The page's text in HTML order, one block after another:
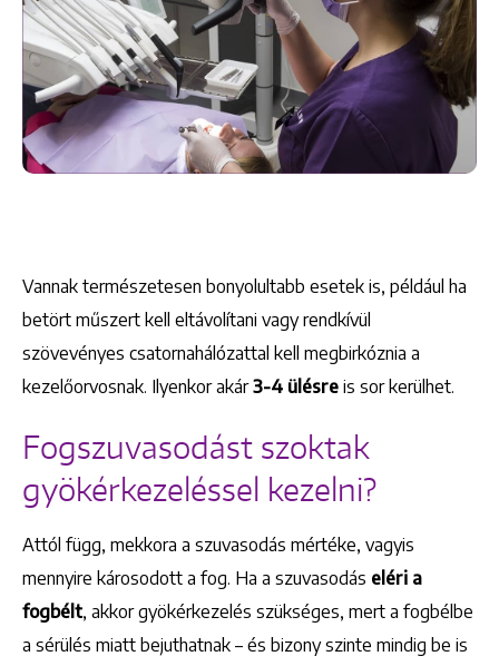
Vannak természetesen bonyolultabb esetek is, például ha
betört műszert kell eltávolítani vagy rendkívül
szövevényes csatornahálózattal kell megbirkóznia a
kezelőorvosnak. Ilyenkor akár3-4 ülésre is sor kerülhet.
Fogszuvasodást szoktak
gyökérkezeléssel kezelni?
Attól függ, mekkora a szuvasodás mértéke, vagyis
mennyire károsodott a fog. Ha a szuvasodás eléri a
fogbélt, akkor gyökérkezelés szükséges, mert a fogbélbe
a sérülés miatt bejuthatnak – és bizony szinte mindig be is